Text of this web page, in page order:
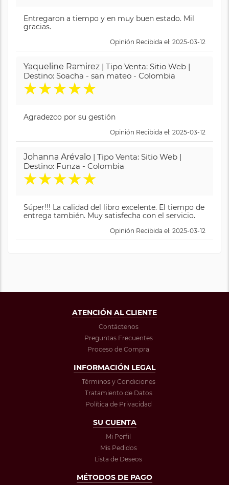
Entregaron a tiempo y en muy buen estado. Mil
gracias.
Opinión Recibida el: 2025-03-12
Yaqueline Ramirez | Tipo Venta: Sitio Web |
Destino: Soacha - san mateo - Colombia
★★★★★
Agradezco por su gestión
Opinión Recibida el: 2025-03-12
Johanna Arévalo | Tipo Venta: Sitio Web |
Destino: Funza - Colombia
★★★★★
Súper!!! La calidad del libro excelente. El tiempo de
entrega también. Muy satisfecha con el servicio.
Opinión Recibida el: 2025-03-12
ATENCIÓN AL CLIENTE
Contáctenos
Preguntas Frecuentes
Proceso de Compra
INFORMACIÓN LEGAL
Términos y Condiciones
Tratamiento de Datos
Política de Privacidad
SU CUENTA
Mi Perfil
Mis Pedidos
Lista de Deseos
MÉTODOS DE PAGO